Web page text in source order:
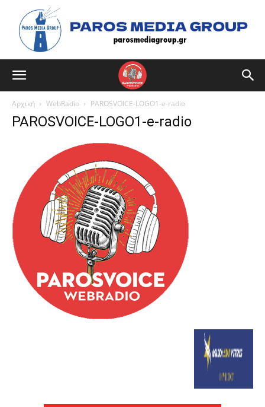
Αρχική WebRadio PAROSVOICE-LOGO1-e-radio
PAROSVOICE-LOGO1-e-radio